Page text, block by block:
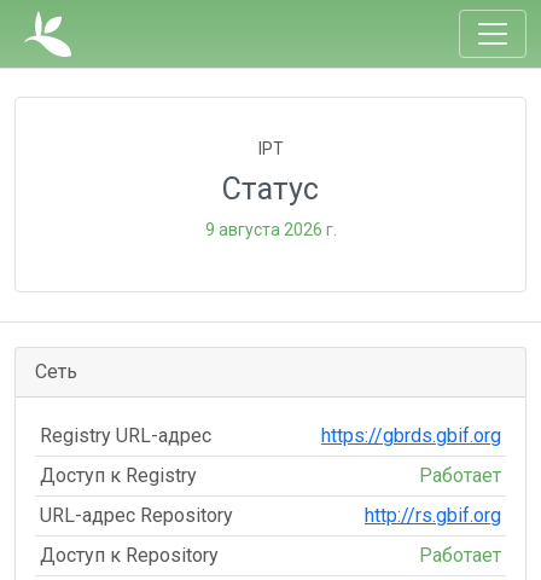
IPT
Статус
9 августа 2026 г.
Сеть
Registry URL-адрес
https://gbrds.gbif.org
Доступ к Registry
Работает
URL-адрес Repository
http://rs.gbif.org
Доступ к Repository
Работает